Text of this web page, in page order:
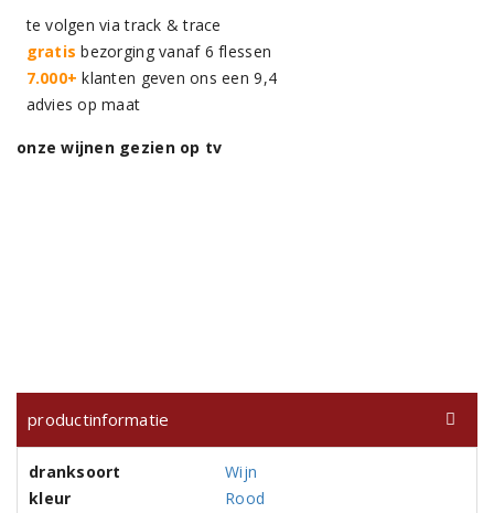
te volgen via track & trace
gratis bezorging vanaf 6 flessen
7.000+ klanten geven ons een 9,4
advies op maat
onze wijnen gezien op tv
productinformatie
dranksoort
Wijn
kleur
Rood